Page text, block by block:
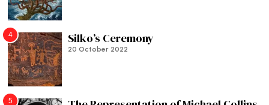
4 Silko’s Ceremony
20 October 2022
5